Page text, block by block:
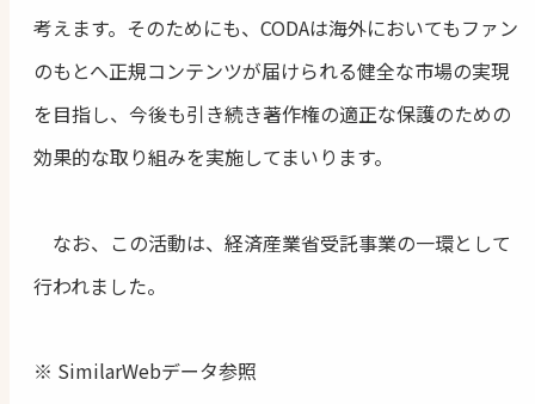
考えます。そのためにも、CODAは海外においてもファン
のもとへ正規コンテンツが届けられる健全な市場の実現
を目指し、今後も引き続き著作権の適正な保護のための
効果的な取り組みを実施してまいります。
なお、この活動は、経済産業省受託事業の一環として
行われました。
※ SimilarWebデータ参照